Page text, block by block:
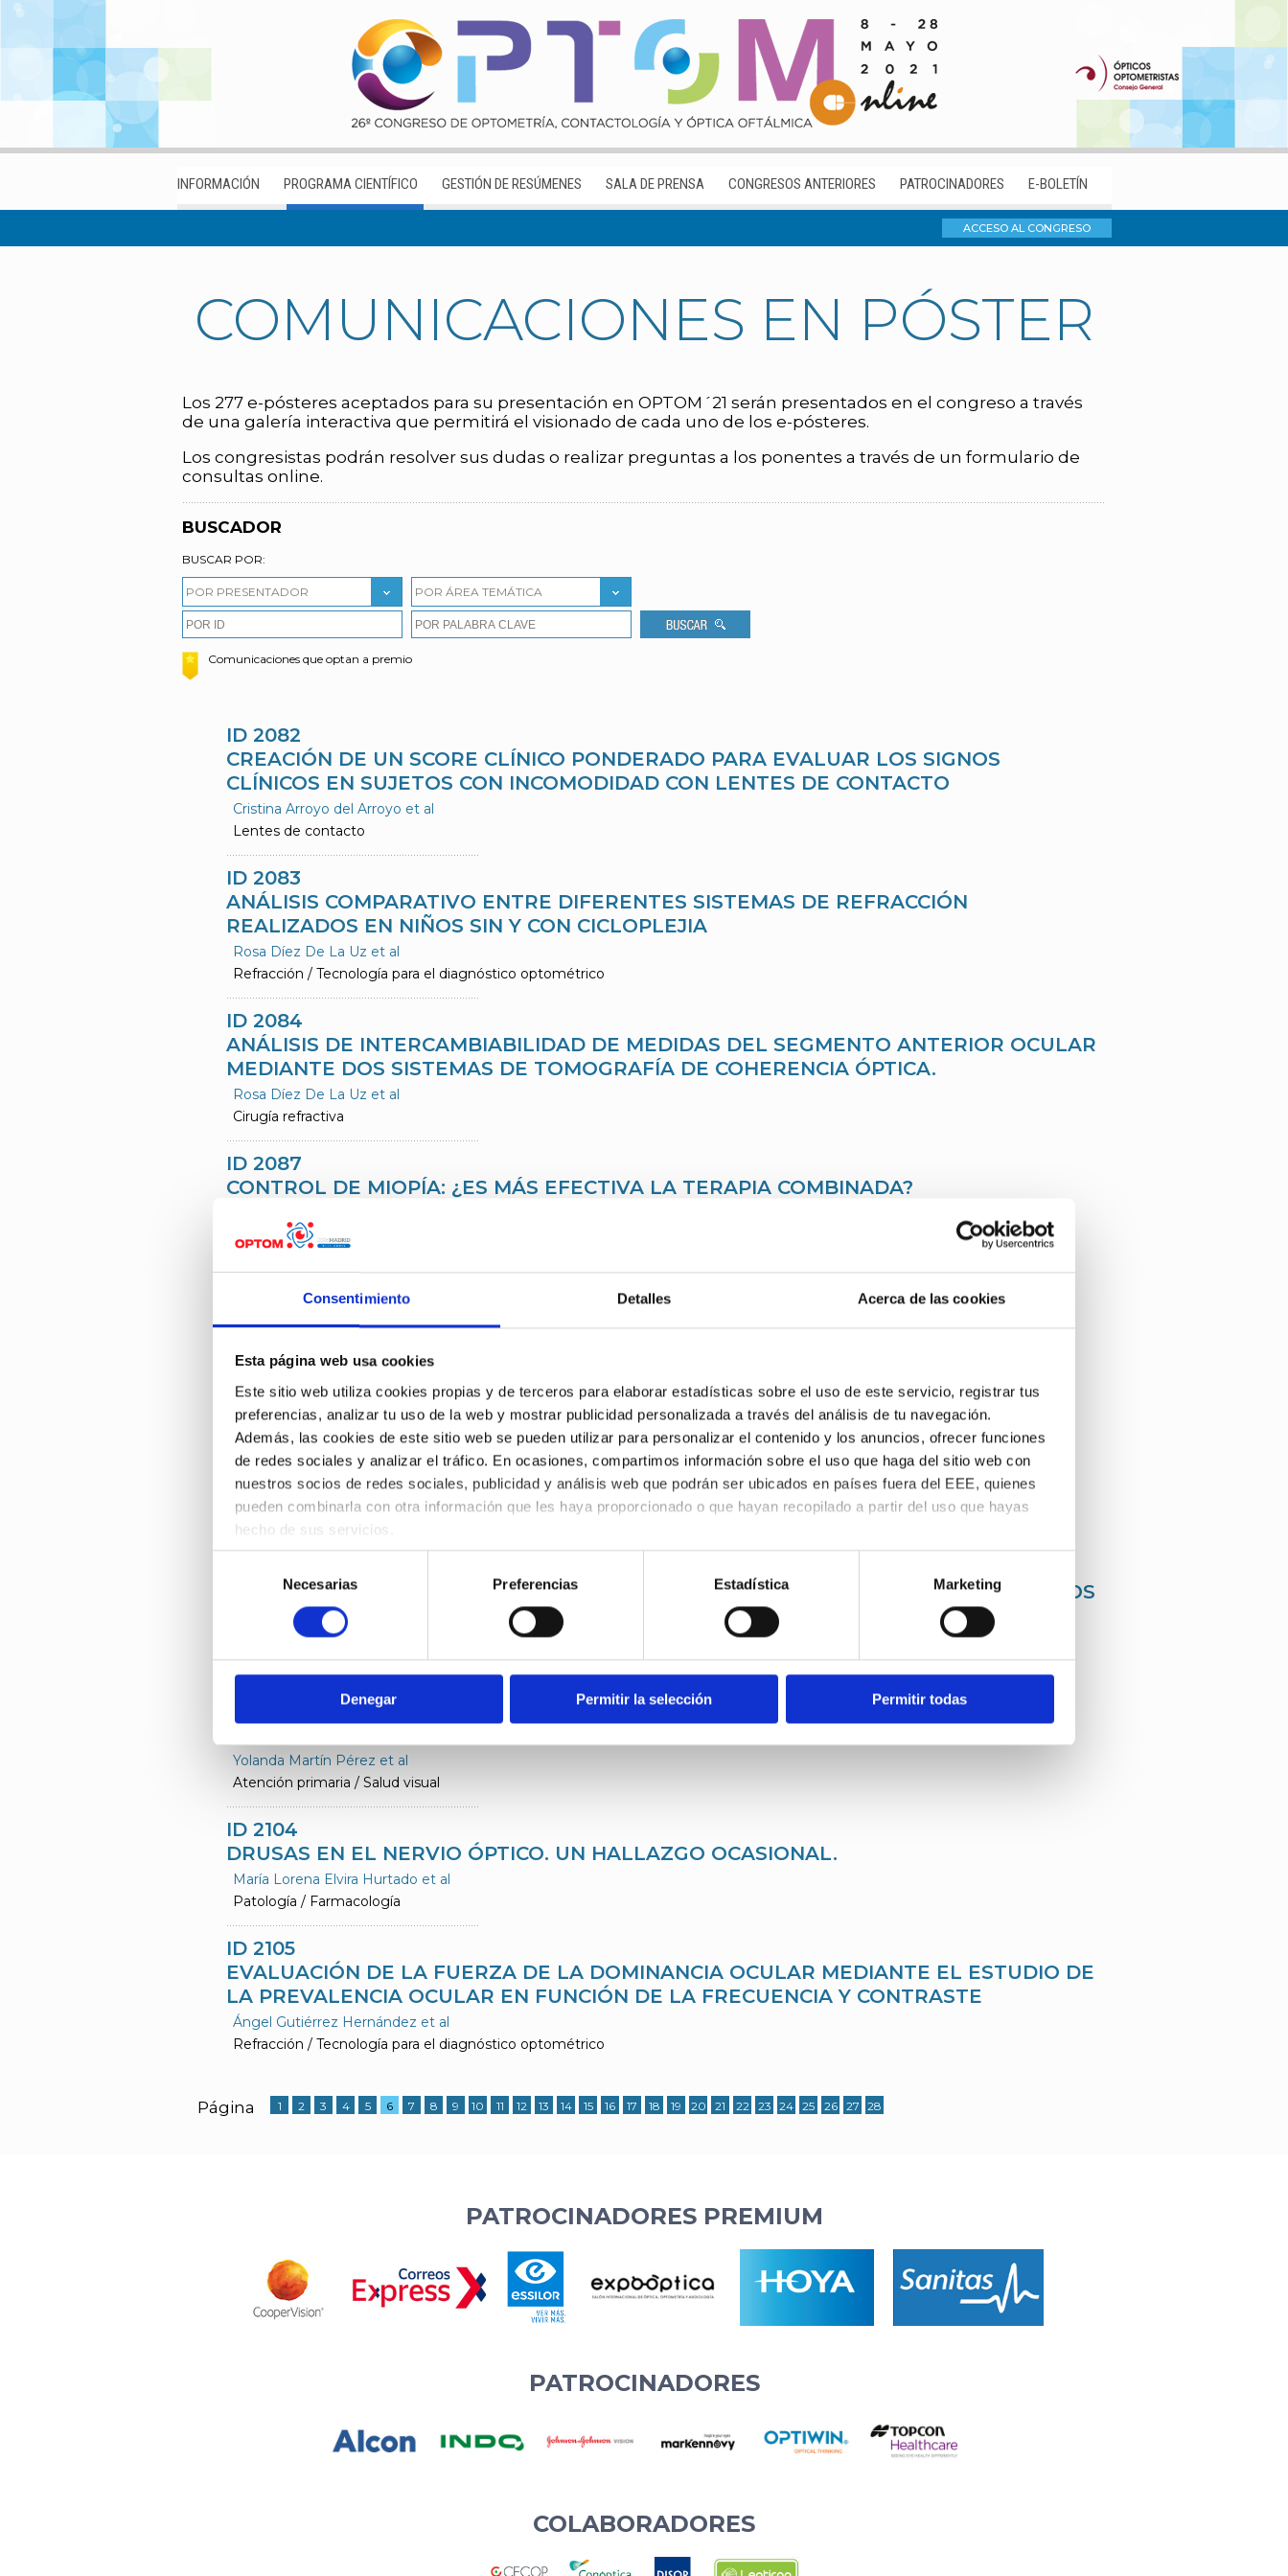
Consentimiento Detalles Acerca de las cookies
Esta página web usa cookies
Este sitio web utiliza cookies propias y de terceros para elaborar estadísticas sobre el uso de este servicio, registrar tus
preferencias, analizar tu uso de la web y mostrar publicidad personalizada a través del análisis de tu navegación.
Además, las cookies de este sitio web se pueden utilizar para personalizar el contenido y los anuncios, ofrecer funciones
de redes sociales y analizar el tráfico. En ocasiones, compartimos información sobre el uso que haga del sitio web con
nuestros socios de redes sociales, publicidad y análisis web que podrán ser ubicados en países fuera del EEE, quienes
pueden combinarla con otra información que les haya proporcionado o que hayan recopilado a partir del uso que hayas
hecho de sus servicios.
Puedes aceptar todas las cookies, configurar o rechazar su uso indicando a continuación tus preferencias. Puedes
obtener más información sobre el uso de cookies y tus derechos en nuestra Política de Cookies
consentimiento
Necesarias Preferencias Estadística Marketing
Denegar Permitir la selección Permitir todas
INFORMACIÓN PROGRAMA CIENTÍFICO GESTIÓN DE RESÚMENES SALA DE PRENSA CONGRESOS ANTERIORES PATROCINADORES E-BOLETÍN
ACCESO AL CONGRESO
COMUNICACIONES EN PÓSTER
Los 277 e-pósteres aceptados para su presentación en OPTOM´21 serán presentados en el congreso a través
de una galería interactiva que permitirá el visionado de cada uno de los e-pósteres.
Los congresistas podrán resolver sus dudas o realizar preguntas a los ponentes a través de un formulario de
consultas online.
BUSCADOR
BUSCAR POR:
POR PRESENTADOR POR ÁREA TEMÁTICA
Comunicaciones que optan a premio
ID 2082
CREACIÓN DE UN SCORE CLÍNICO PONDERADO PARA EVALUAR LOS SIGNOS
CLÍNICOS EN SUJETOS CON INCOMODIDAD CON LENTES DE CONTACTO
Cristina Arroyo del Arroyo et al
Lentes de contacto
ID 2083
ANÁLISIS COMPARATIVO ENTRE DIFERENTES SISTEMAS DE REFRACCIÓN
REALIZADOS EN NIÑOS SIN Y CON CICLOPLEJIA
Rosa Díez De La Uz et al
Refracción / Tecnología para el diagnóstico optométrico
ID 2084
ANÁLISIS DE INTERCAMBIABILIDAD DE MEDIDAS DEL SEGMENTO ANTERIOR OCULAR
MEDIANTE DOS SISTEMAS DE TOMOGRAFÍA DE COHERENCIA ÓPTICA.
Rosa Díez De La Uz et al
Cirugía refractiva
ID 2087
CONTROL DE MIOPÍA: ¿ES MÁS EFECTIVA LA TERAPIA COMBINADA?
Optometría pediátrica
PÉRDIDA VISUAL NO ORGÁNICA. CASO CLÍNICO
María Bosch Vidal et al
Optometría pediátrica
ID 2092
SEGUIMIENTO MEDIANTE EL SOFTWARE CLINICAL EYE TRACKER® EN LA
REHABILITACIÓN DE UNA DISFUNCIÓN OCULOMOTORA EN UN NIÑO CON DISLEXIA.
CASO CLÍNICO.
Carmen Bilbao Porta et al
Visión binocular y terapia visual
ESTABILIDAD DEL TEJIDO CORNEAL EN PACIENTES CON QUERATOCONO SOMETIDOS
A CROSS-LINKING: ANÁLISIS BIOMECÁNICO MEDIANTE CORVIS ST
Javier González Pérez et al
Superficie ocular
Yolanda Martín Pérez et al
Atención primaria / Salud visual
ID 2104
DRUSAS EN EL NERVIO ÓPTICO. UN HALLAZGO OCASIONAL.
María Lorena Elvira Hurtado et al
Patología / Farmacología
ID 2105
EVALUACIÓN DE LA FUERZA DE LA DOMINANCIA OCULAR MEDIANTE EL ESTUDIO DE
LA PREVALENCIA OCULAR EN FUNCIÓN DE LA FRECUENCIA Y CONTRASTE
Ángel Gutiérrez Hernández et al
Refracción / Tecnología para el diagnóstico optométrico
Página 1 2 3 4 5 6 7 8 9 10 11 12 13 14 15 16 17 18 19 20 21 22 23 24 25 26 27 28
PATROCINADORES PREMIUM
PATROCINADORES
COLABORADORES